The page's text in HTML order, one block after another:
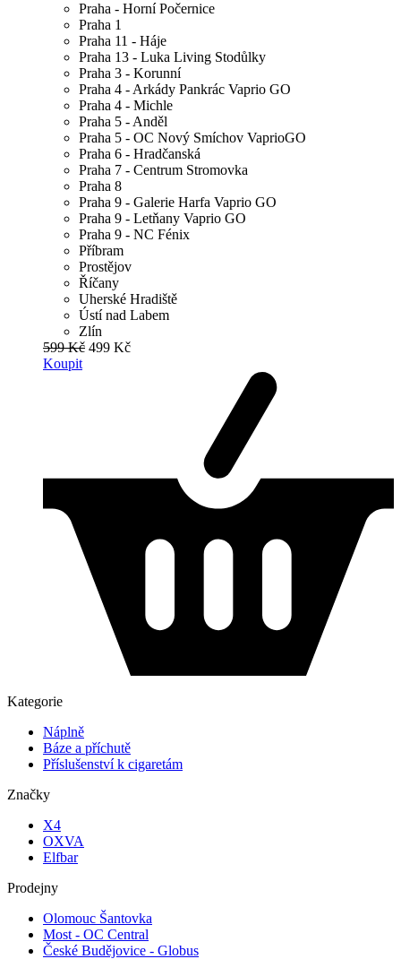
Praha - Horní Počernice
Praha 1
Praha 11 - Háje
Praha 13 - Luka Living Stodůlky
Praha 3 - Korunní
Praha 4 - Arkády Pankrác Vaprio GO
Praha 4 - Michle
Praha 5 - Anděl
Praha 5 - OC Nový Smíchov VaprioGO
Praha 6 - Hradčanská
Praha 7 - Centrum Stromovka
Praha 8
Praha 9 - Galerie Harfa Vaprio GO
Praha 9 - Letňany Vaprio GO
Praha 9 - NC Fénix
Příbram
Prostějov
Říčany
Uherské Hradiště
Ústí nad Labem
Zlín
599 Kč 499 Kč
Koupit
Kategorie
Náplně
Báze a příchutě
Příslušenství k cigaretám
Značky
X4
OXVA
Elfbar
Prodejny
Olomouc Šantovka
Most - OC Central
České Budějovice - Globus